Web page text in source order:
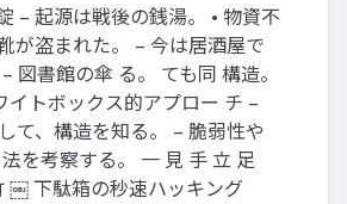
– 起源は戦後の銭湯。 • 物資不
が盗まれた。 – 今は居酒屋で
図書館の傘 る。 ても同 構造。
イトボックス的アプロー チ –
て、構造を知る。 – 脆弱性や
を考察する。 一 見 手 立 足
￼ 下駄箱の秒速ハッキング